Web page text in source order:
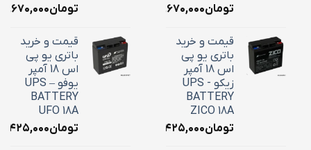
تومان۱۰,۶۷۰,۰۰۰
قیمت و خرید
باتری یو پی
اس 18 آمپر
زیکو - UPS
BATTERY
ZICO 18A
تومان۷,۴۲۵,۰۰۰
تومان۱۰,۶۷۰,۰۰۰
قیمت و خرید
باتری یو پی
اس 18 آمپر
یوفو – UPS
BATTERY
UFO 18A
تومان